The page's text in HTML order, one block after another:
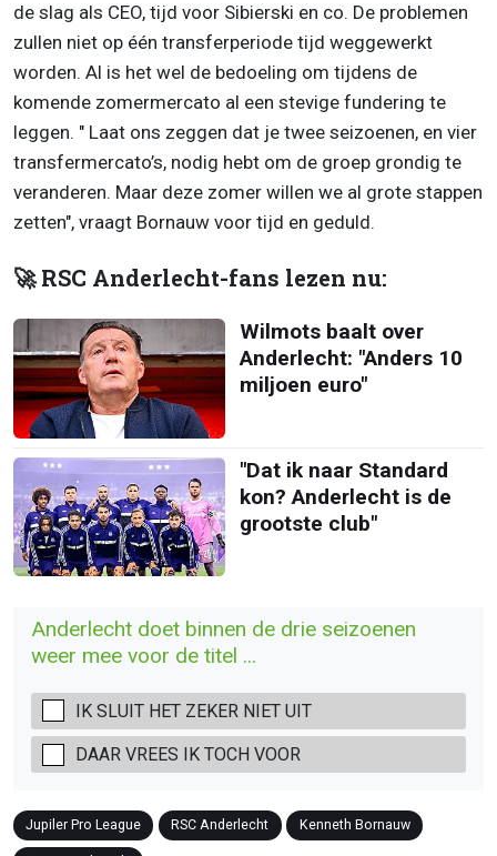
de slag als CEO, tijd voor Sibierski en co. De problemen
zullen niet op één transferperiode tijd weggewerkt
worden. Al is het wel de bedoeling om tijdens de
komende zomermercato al een stevige fundering te
leggen. " Laat ons zeggen dat je twee seizoenen, en vier
transfermercato’s, nodig hebt om de groep grondig te
veranderen. Maar deze zomer willen we al grote stappen
zetten", vraagt Bornauw voor tijd en geduld.
🚀 RSC Anderlecht-fans lezen nu:
Wilmots baalt over
Anderlecht: "Anders 10
miljoen euro"
"Dat ik naar Standard
kon? Anderlecht is de
grootste club"
Anderlecht doet binnen de drie seizoenen
weer mee voor de titel ...
IK SLUIT HET ZEKER NIET UIT
DAAR VREES IK TOCH VOOR
Jupiler Pro League RSC Anderlecht Kenneth Bornauw